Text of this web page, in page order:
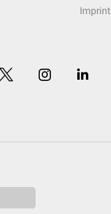
Imprint